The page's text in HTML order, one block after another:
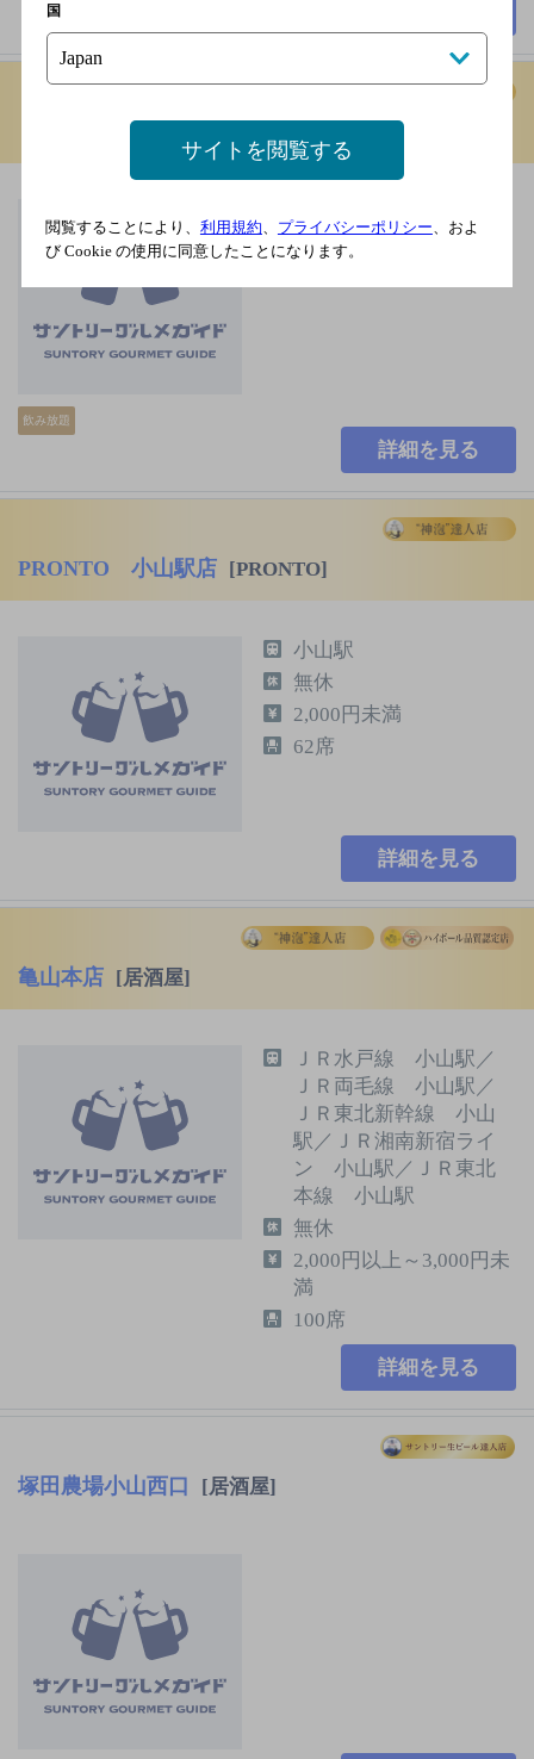
「炭旬（すみしゅん）」 小山西口店 [居酒屋]
飲み放題
年中無休
詳細を見る
PRONTO 小山駅店 [PRONTO]
小山駅
無休
2,000円未満
62席
詳細を見る
亀山本店 [居酒屋]
ＪＲ水戸線 小山駅／
ＪＲ両毛線 小山駅／
ＪＲ東北新幹線 小山
駅／ＪＲ湘南新宿ライ
ン 小山駅／ＪＲ東北
本線 小山駅
無休
2,000円以上～3,000円未
満
100席
詳細を見る
塚田農場小山西口 [居酒屋]
国
サイトを閲覧する
閲覧することにより、 利用規約 プライバシーポリシー 、およ
び Cookie の使用に同意したことになります。